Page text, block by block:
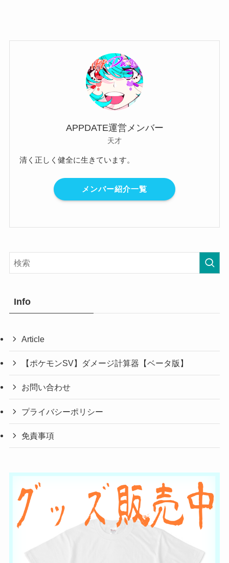
APPDATE運営メンバー
天才
清く正しく健全に生きています。
メンバー紹介一覧
Info
Article
【ポケモンSV】ダメージ計算器【ベータ版】
お問い合わせ
プライバシーポリシー
免責事項